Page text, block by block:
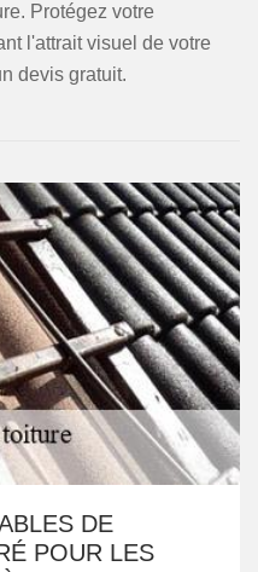
Protégez votre
l'attrait visuel de votre
devis gratuit.
DE
POUR LES